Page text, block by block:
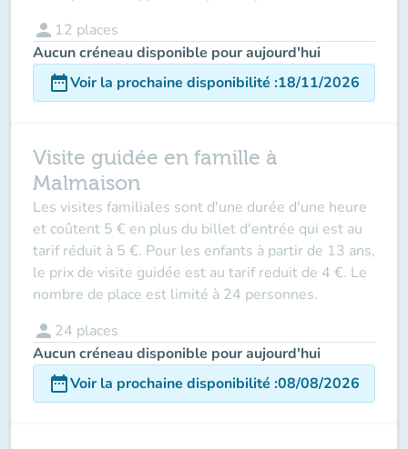
person 12 places
Aucun créneau disponible pour aujourd'hui
date_rangeVoir la prochaine disponibilité :18/11/2026
Visite guidée en famille à
Malmaison
Les visites familiales sont d'une durée d'une heure
et coûtent 5 € en plus du billet d'entrée qui est au
tarif réduit à 5 €. Pour les enfants à partir de 13 ans,
le prix de visite guidée est au tarif reduit de 4 €. Le
nombre de place est limité à 24 personnes.
person 24 places
Aucun créneau disponible pour aujourd'hui
date_rangeVoir la prochaine disponibilité :08/08/2026